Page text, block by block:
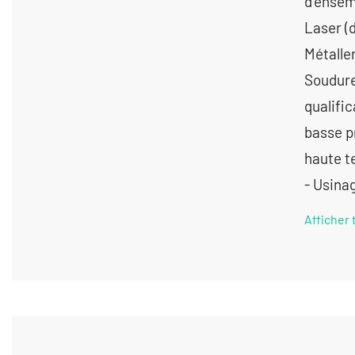
Laser
basse
haute
-
Afficher